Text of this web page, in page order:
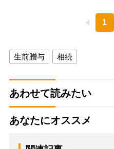
1
生前贈与 相続
あわせて読みたい
あなたにオススメ